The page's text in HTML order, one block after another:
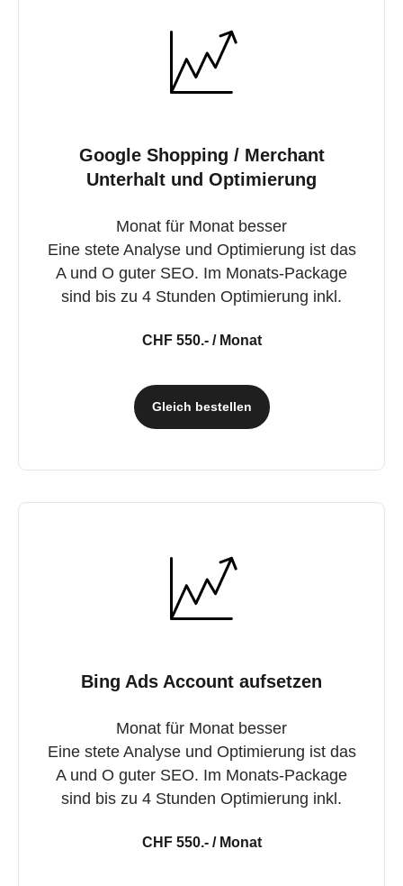
Google Shopping / Merchant
Unterhalt und Optimierung
Monat für Monat besser
Eine stete Analyse und Optimierung ist das
A und O guter SEO. Im Monats-Package
sind bis zu 4 Stunden Optimierung inkl.
CHF 550.- / Monat
Gleich bestellen
Bing Ads Account aufsetzen
Monat für Monat besser
Eine stete Analyse und Optimierung ist das
A und O guter SEO. Im Monats-Package
sind bis zu 4 Stunden Optimierung inkl.
CHF 550.- / Monat